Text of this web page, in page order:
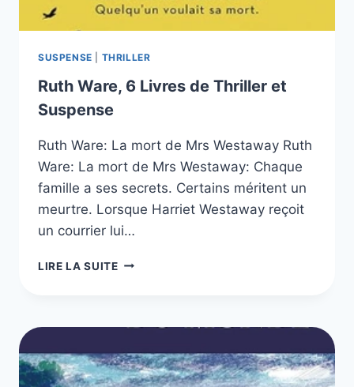
SUSPENSE THRILLER
Ruth Ware, 6 Livres de Thriller et
Suspense
Ruth Ware: La mort de Mrs Westaway Ruth
Ware: La mort de Mrs Westaway: Chaque
famille a ses secrets. Certains méritent un
meurtre. Lorsque Harriet Westaway reçoit
un courrier lui…
LIRE LA SUITERUTH
DE
ET
SUSPENSE